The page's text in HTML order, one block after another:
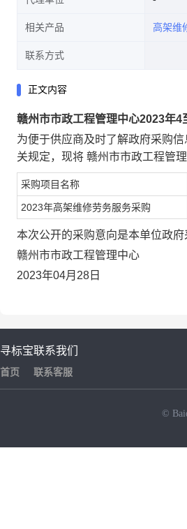
相关产品 高架维
联系方式
正文内容
赣州市市政工程管理中心2023年
为便于供应商及时了解政府采购
关规定，现将 赣州市市政工程管
采购项目名称
2023年高架维修劳务服务采购
本次公开的采购意向是本单位政
赣州市市政工程管理中心
2023年04月28日
寻标宝
首页
联系我们
联系客服
©